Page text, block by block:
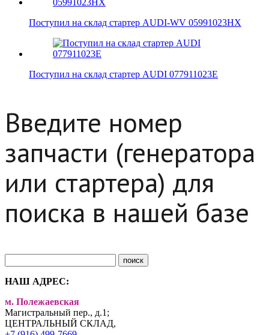
Поступил на склад стартер AUDI-WV 05991023HX
Поступил на склад стартер AUDI 077911023E
Введите номер
запчасти (генератора
или стартера) для
поиска в нашей базе
НАШ АДРЕС:
м. Полежаевская
Магистральный пер., д.1;
ЦЕНТРАЛЬНЫЙ СКЛАД,